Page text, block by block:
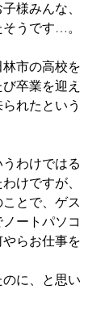
様みんな、
うです…。
市の高校を
卒業を迎え
れたという
わけではる
けですが、
とで、ゲス
ートパソコ
らお仕事を
に、と思い